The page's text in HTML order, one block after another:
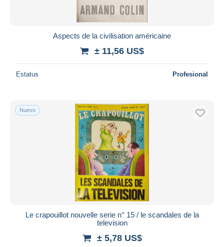
Aspects de la civilisation américaine
± 11,56 US$
Estatus Profesional
Nuevo
Le crapouillot nouvelle serie n° 15 / le scandales de la
television
± 5,78 US$